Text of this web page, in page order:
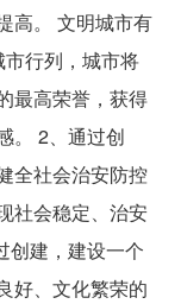
高。 文明城市有
行列，城市将
最高荣誉，获得
。 2、通过创
全社会治安防控
社会稳定、治安
创建，建设一个
好、文化繁荣的